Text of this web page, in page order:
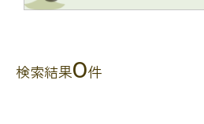
検索結果0件